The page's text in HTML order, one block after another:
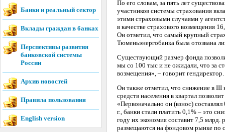
Банки и реальный сектор
Вклады граждан в банках
Перспективы развития
банковской системы
России
Архив новостей
Правила пользования
English version
По его словам, за пять лет
участников системы страхования
этими страховыми случаями у
в качестве страхового возмещения
Он отметил, что самый крупный
Тюменьэнергобанка была отозвана
Существующий размер фонда
мы со 100 тыс и не ожидали, что за
возмещения», – говорит гендиректор.
Он также отметил, что снижение в III
средств населения в квартал
«Первоначально он (взнос)
г., банки стали платить 0,1% – это
году их экономия составит 7,5
размещаются на фондовом рынке по